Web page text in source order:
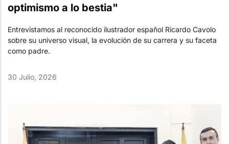
optimismo a lo bestia"
Entrevistamos al reconocido ilustrador español Ricardo Cavolo
sobre su universo visual, la evolución de su carrera y su faceta
como padre.
30 Julio, 2026